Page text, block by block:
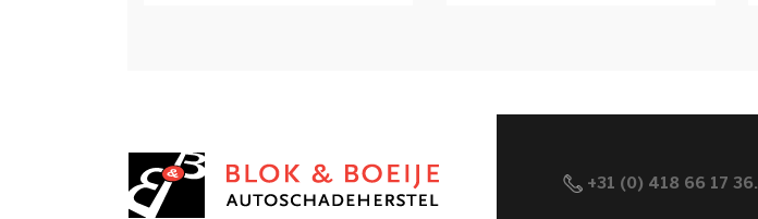
+31 (0) 418 66 17 36.